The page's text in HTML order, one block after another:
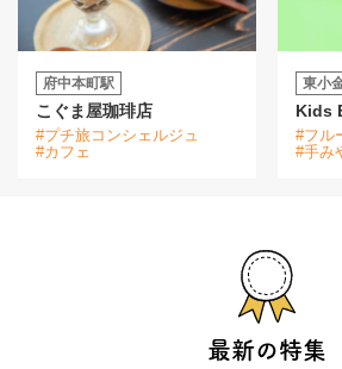
最新の特集
府中本町駅
こぐま屋珈琲店
#プチ旅コンシェルジュ
#カフェ
東小
Kids
#フル
#手み